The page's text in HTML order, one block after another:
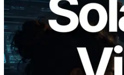
2026.05.24
Validators Solutions
Block Analyzer —